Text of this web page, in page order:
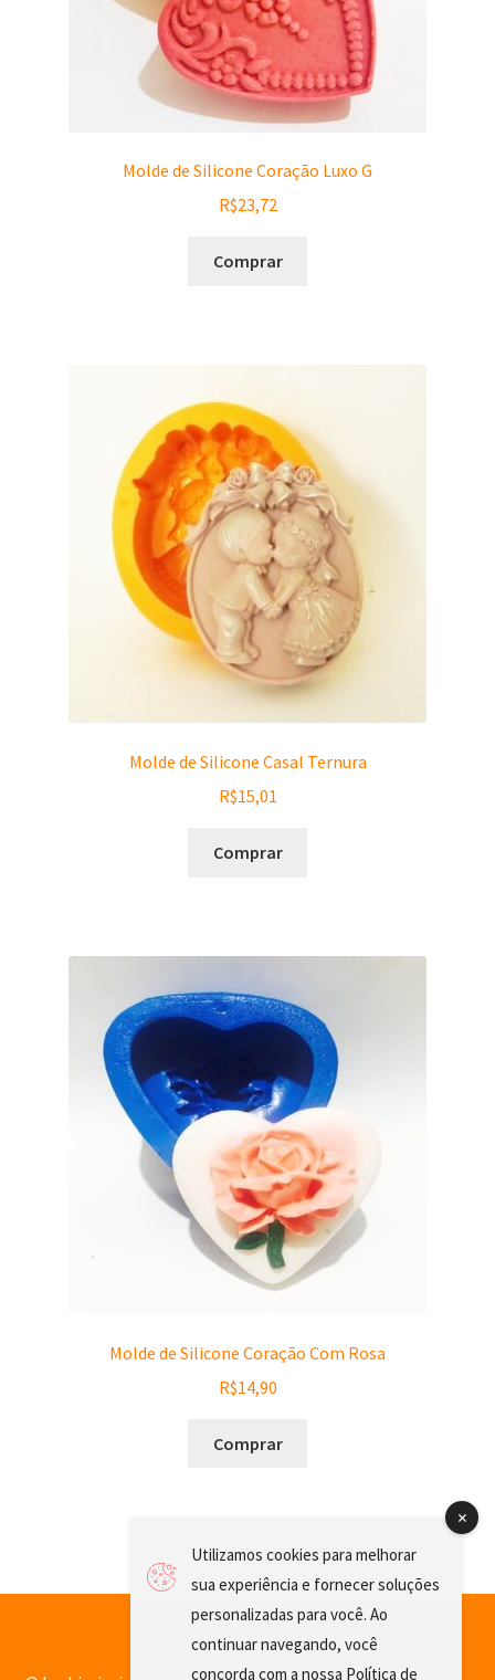
Molde de Silicone Coração Luxo G
R$23,72
Comprar
Molde de Silicone Casal Ternura
R$15,01
Comprar
Molde de Silicone Coração Com Rosa
R$14,90
Comprar
Utilizamos cookies para melhorar
sua experiência e fornecer soluções
personalizadas para você. Ao
continuar navegando, você
concorda com a nossa Política de